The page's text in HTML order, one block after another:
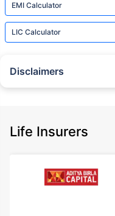
EMI Calculator
LIC Calculator
Disclaimers
Policybazaar does not
+On the basis of your profile
Life Insurers